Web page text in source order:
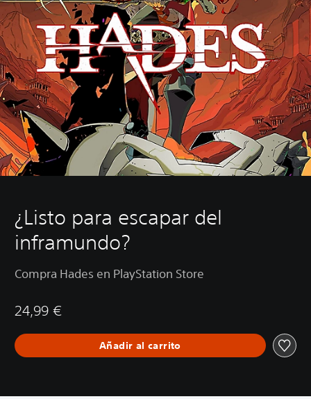
¿Listo para escapar del
inframundo?
Compra Hades en PlayStation Store
24,99 €
Añadir al carrito